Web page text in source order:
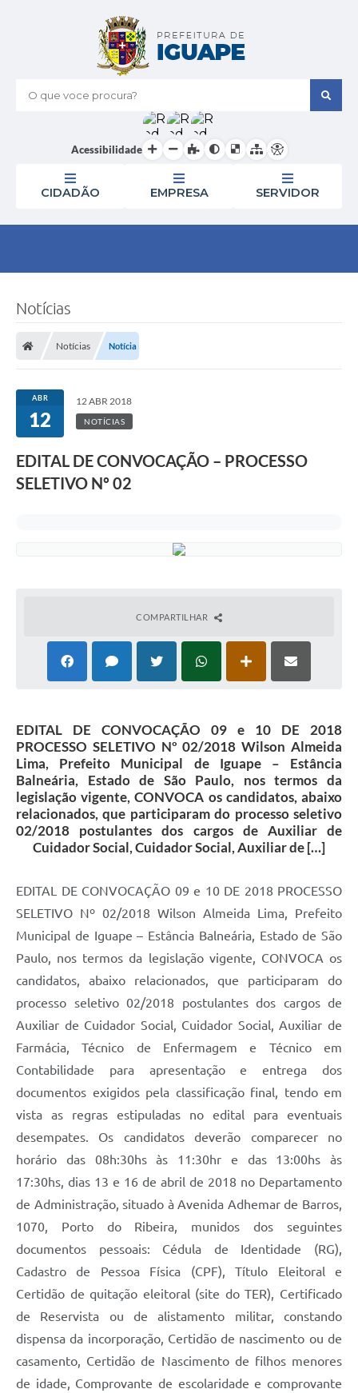
O que voce procura?
Acessibilidade
CIDADÃO EMPRESA SERVIDOR
Notícias
Notícias Notícia
ABR
12
12 ABR 2018
NOTÍCIAS
EDITAL DE CONVOCAÇÃO – PROCESSO
SELETIVO Nº 02
COMPARTILHAR
EDITAL DE CONVOCAÇÃO 09 e 10 DE 2018
PROCESSO SELETIVO Nº 02/2018 Wilson Almeida
Lima, Prefeito Municipal de Iguape – Estância
Balneária, Estado de São Paulo, nos termos da
legislação vigente, CONVOCA os candidatos, abaixo
relacionados, que participaram do processo seletivo
02/2018 postulantes dos cargos de Auxiliar de
Cuidador Social, Cuidador Social, Auxiliar de […]
EDITAL DE CONVOCAÇÃO 09 e 10 DE 2018 PROCESSO
SELETIVO Nº 02/2018 Wilson Almeida Lima, Prefeito
Municipal de Iguape – Estância Balneária, Estado de São
Paulo, nos termos da legislação vigente, CONVOCA os
candidatos, abaixo relacionados, que participaram do
processo seletivo 02/2018 postulantes dos cargos de
Auxiliar de Cuidador Social, Cuidador Social, Auxiliar de
Farmácia, Técnico de Enfermagem e Técnico em
Contabilidade para apresentação e entrega dos
documentos exigidos pela classificação final, tendo em
vista as regras estipuladas no edital para eventuais
desempates. Os candidatos deverão comparecer no
horário das 08h:30hs às 11:30hr e das 13:00hs às
17:30hs, dias 13 e 16 de abril de 2018 no Departamento
de Administração, situado à Avenida Adhemar de Barros,
1070, Porto do Ribeira, munidos dos seguintes
documentos pessoais: Cédula de Identidade (RG),
Cadastro de Pessoa Física (CPF), Título Eleitoral e
Certidão de quitação eleitoral (site do TER), Certificado
de Reservista ou de alistamento militar, constando
dispensa da incorporação, Certidão de nascimento ou de
casamento, Certidão de Nascimento de filhos menores
de idade, Comprovante de escolaridade e comprovante